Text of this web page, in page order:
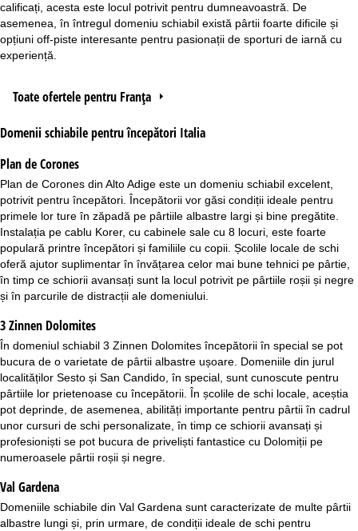
calificați, acesta este locul potrivit pentru dumneavoastră. De
asemenea, în întregul domeniu schiabil există pârtii foarte dificile și
opțiuni off-piste interesante pentru pasionații de sporturi de iarnă cu
experiență.
Toate ofertele pentru Franța
Domenii schiabile pentru începători Italia
Plan de Corones
Plan de Corones din Alto Adige este un domeniu schiabil excelent,
potrivit pentru începători. Începătorii vor găsi condiții ideale pentru
primele lor ture în zăpadă pe pârtiile albastre largi și bine pregătite.
Instalația pe cablu Korer, cu cabinele sale cu 8 locuri, este foarte
populară printre începători și familiile cu copii. Școlile locale de schi
oferă ajutor suplimentar în învățarea celor mai bune tehnici pe pârtie,
în timp ce schiorii avansați sunt la locul potrivit pe pârtiile roșii și negre
și în parcurile de distracții ale domeniului.
3 Zinnen Dolomites
În domeniul schiabil 3 Zinnen Dolomitesîncepătorii în special se pot
bucura de o varietate de pârtii albastre ușoare. Domeniile din jurul
localităților Sesto și San Candido, în special, sunt cunoscute pentru
pârtiile lor prietenoase cu începătorii. În școlile de schi locale, aceștia
pot deprinde, de asemenea, abilități importante pentru pârtii în cadrul
unor cursuri de schi personalizate, în timp ce schiorii avansați și
profesioniști se pot bucura de priveliști fantastice cu Dolomiții pe
numeroasele pârtii roșii și negre.
Val Gardena
Domeniile schiabile din Val Gardena sunt caracterizate de multe pârtii
albastre lungi și, prin urmare, de condiții ideale de schi pentru